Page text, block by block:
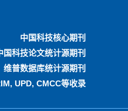
中国科技核心期刊
国科技论文统计源期刊
维普数据库统计源期刊
UPD, CMCC等收录